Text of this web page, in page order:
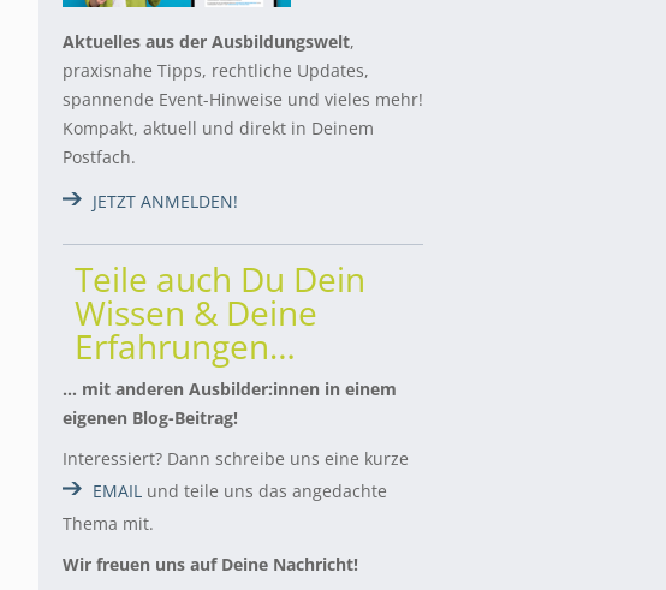
Aktuelles aus der Ausbildungswelt,
praxisnahe Tipps, rechtliche Updates,
spannende Event-Hinweise und vieles mehr!
Kompakt, aktuell und direkt in Deinem
Postfach.
JETZT ANMELDEN!
Teile auch Du Dein
Wissen & Deine
Erfahrungen…
… mit anderen Ausbilder:innen in einem
eigenen Blog-Beitrag!
Interessiert? Dann schreibe uns eine kurze
EMAIL und teile uns das angedachte
Thema mit.
Wir freuen uns auf Deine Nachricht!